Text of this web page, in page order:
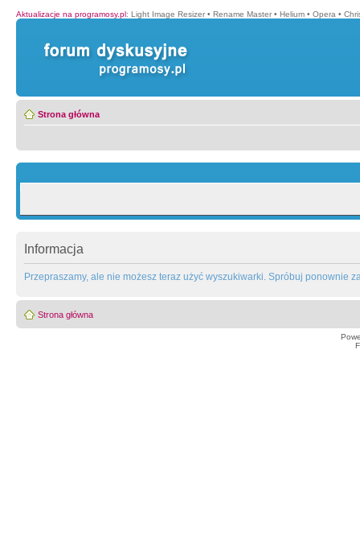
Aktualizacje na programosy.pl: Light Image Resizer • Rename Master • Helium • Opera •
Strona główna
Informacja
Przepraszamy, ale nie możesz teraz użyć wyszukiwarki. Spróbuj ponownie
Strona główna